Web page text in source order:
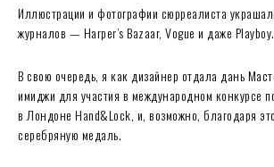
Иллюстрации и фотографии сюрреалиста
журналов — Harper’s Bazaar, Vogue и даже Playboy.
В свою очередь, я как дизайнер отдала дань
имиджи для участия в международном конкурсе
в Лондоне Hand&Lock, и, возможно, благодаря
серебряную медаль.